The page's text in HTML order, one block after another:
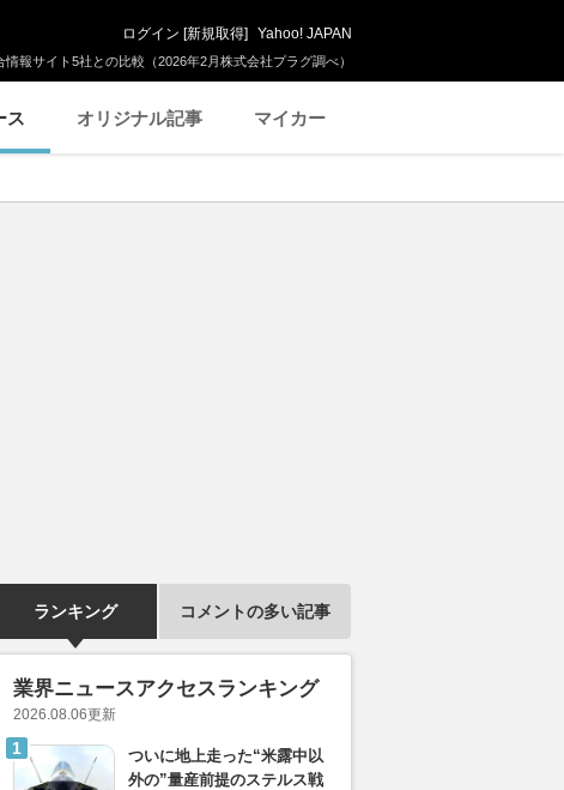
報サイト5社との比較（2026年2月株式会社プラグ調べ）
ログイン [新規取得] Yahoo! JAPAN
ス オリジナル記事 マイカー
ランキング コメントの多い記事
業界ニュースアクセスランキング
2026.08.06更新
ついに地上走った“米露中以
外の”量産前提のステルス戦